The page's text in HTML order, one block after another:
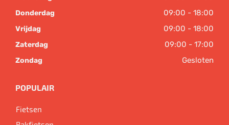
Donderdag 09:00 - 18:00
Vrijdag 09:00 - 18:00
Zaterdag 09:00 - 17:00
Zondag Gesloten
POPULAIR
Fietsen